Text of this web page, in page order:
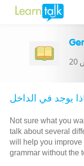
Not sure what you
talk about several
will help you improve
grammar without the